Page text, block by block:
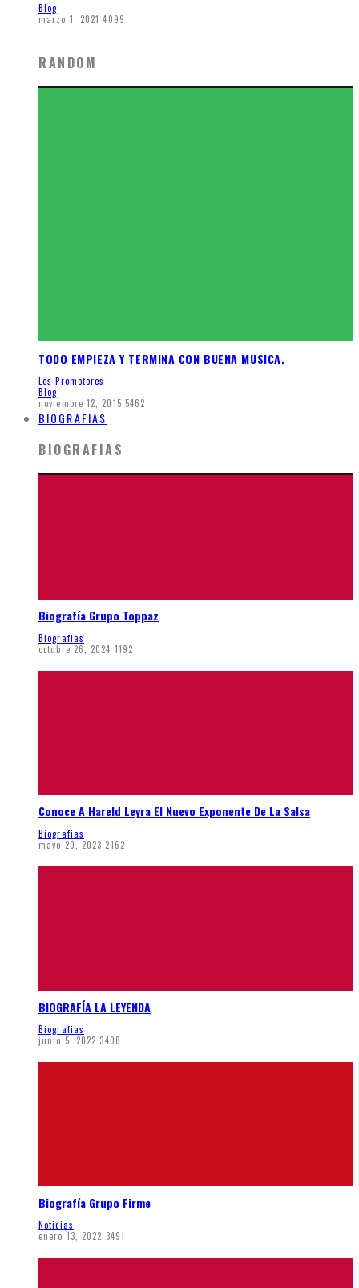
Blog
marzo 1, 2021 4099
RANDOM
TODO EMPIEZA Y TERMINA CON BUENA MUSICA.
Los Promotores
Blog
noviembre 12, 2015 5462
BIOGRAFIAS
BIOGRAFIAS
Biografía Grupo Toppaz
Biografias
octubre 26, 2024 1192
Conoce A Hareld Leyra El Nuevo Exponente De La Salsa
Biografias
mayo 20, 2023 2162
BIOGRAFÍA LA LEYENDA
Biografias
junio 5, 2022 3408
Biografía Grupo Firme
Noticias
enero 13, 2022 3491